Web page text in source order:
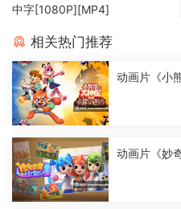
中字[1080P][MP4]
相关热门推荐
动画片《小
动画片《妙